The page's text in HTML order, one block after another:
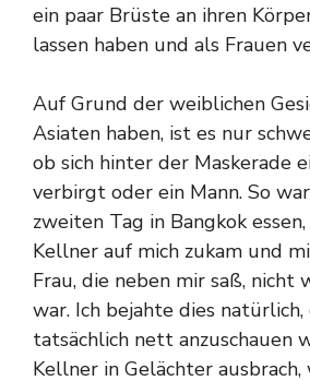
ein paar Brüste an ihren
lassen haben und als Frauen
Auf Grund der weiblichen
Asiaten haben, ist es nur
ob sich hinter der Maskerade
verbirgt oder ein Mann. So
zweiten Tag in Bangkok
Kellner auf mich zukam und
Frau, die neben mir saß, nicht
war. Ich bejahte dies natürlich,
tatsächlich nett anzuschauen
Kellner in Gelächter